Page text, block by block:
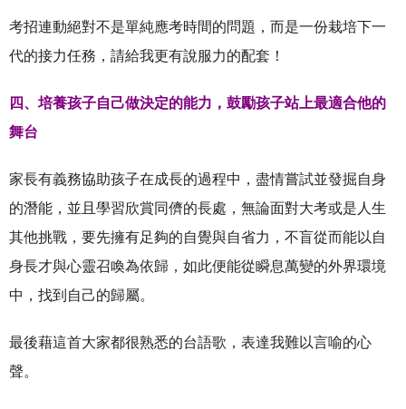
考招連動絕對不是單純應考時間的問題，而是一份栽培下一
代的接力任務，請給我更有說服力的配套！
四、培養孩子自己做決定的能力，鼓勵孩子站上最適合他的
舞台
家長有義務協助孩子在成長的過程中，盡情嘗試並發掘自身
的潛能，並且學習欣賞同儕的長處，無論面對大考或是人生
其他挑戰，要先擁有足夠的自覺與自省力，不盲從而能以自
身長才與心靈召喚為依歸，如此便能從瞬息萬變的外界環境
中，找到自己的歸屬。
最後藉這首大家都很熟悉的台語歌，表達我難以言喻的心
聲。